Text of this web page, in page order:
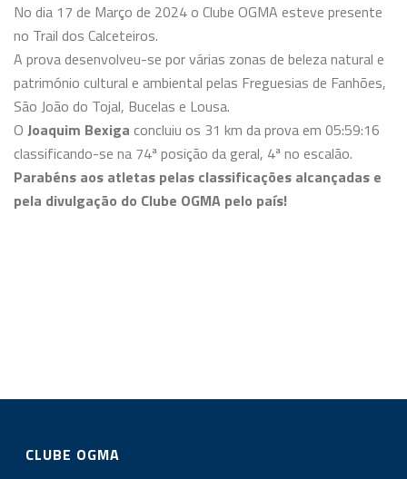
No dia 17 de Março de 2024 o Clube OGMA esteve presente
no Trail dos Calceteiros.
A prova desenvolveu-se por várias zonas de beleza natural e
património cultural e ambiental pelas Freguesias de Fanhões,
São João do Tojal, Bucelas e Lousa.
O Joaquim Bexiga concluiu os 31 km da prova em 05:59:16
classificando-se na 74ª posição da geral, 4ª no escalão.
Parabéns aos atletas pelas classificações alcançadas e
pela divulgação do Clube OGMA pelo país!
CLUBE OGMA